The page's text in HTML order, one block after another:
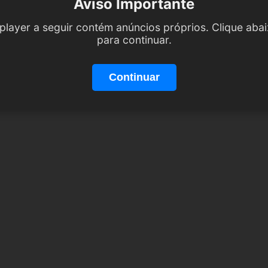
Aviso Importante
a seguir contém anúncios próprios. Clique
para continuar.
Continuar